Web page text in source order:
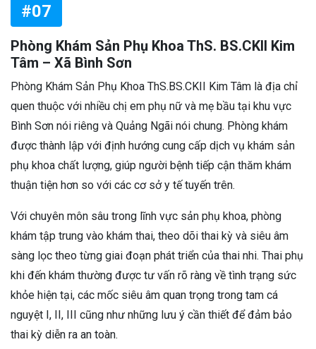
#07
Phòng Khám Sản Phụ Khoa ThS. BS.CKII Kim
Tâm – Xã Bình Sơn
Phòng Khám Sản Phụ Khoa ThS.BS.CKII Kim Tâm là địa chỉ
quen thuộc với nhiều chị em phụ nữ và mẹ bầu tại khu vực
Bình Sơn nói riêng và Quảng Ngãi nói chung. Phòng khám
được thành lập với định hướng cung cấp dịch vụ khám sản
phụ khoa chất lượng, giúp người bệnh tiếp cận thăm khám
thuận tiện hơn so với các cơ sở y tế tuyến trên.
Với chuyên môn sâu trong lĩnh vực sản phụ khoa, phòng
khám tập trung vào khám thai, theo dõi thai kỳ và siêu âm
sàng lọc theo từng giai đoạn phát triển của thai nhi. Thai phụ
khi đến khám thường được tư vấn rõ ràng về tình trạng sức
khỏe hiện tại, các mốc siêu âm quan trọng trong tam cá
nguyệt I, II, III cũng như những lưu ý cần thiết để đảm bảo
thai kỳ diễn ra an toàn.